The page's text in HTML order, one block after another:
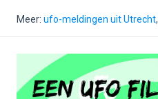
Meer: ufo-meldingen uit Utrecht,